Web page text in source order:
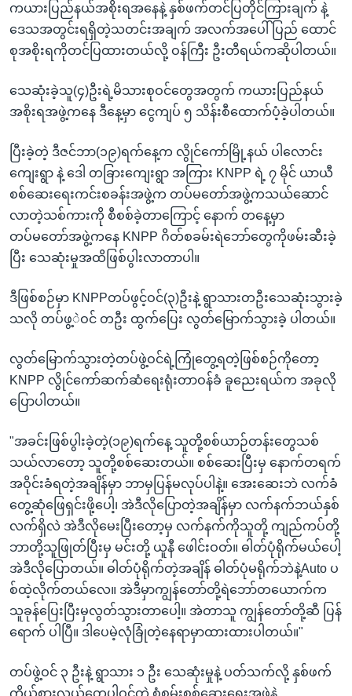
ကယားပြည်နယ်အစိုးရအနေနဲ့ နှစ်ဖက်တင်ပြတိုင်ကြားချက် နဲ့
ဒေသအတွင်းရရှိတဲ့သတင်းအချက် အလက်အပေါ် ပြည် ထောင်
စုအစိုးရကိုတင်ပြထားတယ်လို့ ဝန်ကြီး ဦးတီရယ်ကဆိုပါတယ်။
သေဆုံးခဲ့သူ(၄)ဦးရဲ့မိသားစုဝင်တွေအတွက် ကယားပြည်နယ်
အစိုးရအဖွဲ့ကနေ ဒီနေ့မှာ ငွေကျပ် ၅ သိန်းစီထောက်ပံ့ခဲ့ပါတယ်။
ပြီးခဲ့တဲ့ ဒီဇင်ဘာ(၁၉)ရက်နေ့က လွိုင်ကော်မြို့နယ် ပါလောင်း
ကျေးရွာ နဲ့ ဒေါ တခြားကျေးရွာ အကြား KNPP ရဲ့ ၇ မိုင် ယာယီ
စစ်ဆေးရေးကင်းစခန်းအဖွဲ့က တပ်မတော်အဖွဲ့ကသယ်ဆောင်
လာတဲ့သစ်ကားကို စီစစ်ခဲ့တာကြောင့် နောက် တနေ့မှာ
တပ်မတော်အဖွဲ့ကနေ KNPP ဂိတ်စခမ်းရဲဘော်တွေကိုဖမ်းဆီးခဲ့
ပြီး သေဆုံးမှုအထိဖြစ်ပွါးလာတာပါ။
ဒီဖြစ်စဉ်မှာ KNPPတပ်ဖွင့်ဝင်(၃)ဦးနဲ့ ရွာသားတဦးသေဆုံးသွားခဲ့
သလို တပ်ဖွ့ဲဝင် တဦး ထွက်ပြေး လွတ်မြောက်သွားခဲ့ ပါတယ်။
လွတ်မြောက်သွားတဲ့တပ်ဖွဲ့ဝင်ရဲ့ကြုံတွေ့ရတဲ့ဖြစ်စဉ်ကိုတော့
KNPP လွိုင်ကော်ဆက်ဆံရေးရုံးတာဝန်ခံ ခူညေးရယ်က အခုလို
ပြောပါတယ်။
"အခင်းဖြစ်ပွါးခဲ့တဲ့(၁၉)ရက်နေ့ သူတို့စစ်ယာဉ်တန်းတွေသစ်
သယ်လာတော့ သူတို့စစ်ဆေးတယ်။ စစ်ဆေးပြီးမှ နောက်တရက်
အဝိုင်းခံရတဲ့အချိန်မှာ ဘာမှပြန်မလုပ်ပါနဲ့။ အေးဆေးဘဲ လက်ခံ
တွေ့ဆုံဖြေရှင်းဖို့ပေါ့၊ အဲဒီလိုပြောတဲ့အချိန်မှာ လက်နက်ဘယ်နှစ်
လက်ရှိလဲ အဲဒီလိုမေးပြီးတော့မှ လက်နက်ကိုသူတို့ ကျည်ကပ်တို့
ဘာတို့သူဖြုတ်ပြီးမှ မင်းတို့ ယူနီ ဖေါင်းဝတ်။ ဓါတ်ပုံရိုက်မယ်ပေါ့
အဲဒီလိုပြောတယ်။ ဓါတ်ပုံရိုက်တဲ့အချိန် ဓါတ်ပုံမရိုက်ဘဲနဲ့Auto ပ
စ်ထဲ့လိုက်တယ်လေ။ အဲဒီမှာကျွန်တော်တို့ရဲဘော်တယောက်က
သူခုန်ပြေးပြီးမှလွတ်သွားတာပေါ့။ အဲတာသူ ကျွန်တော်တို့ဆီ ပြန်
ရောက် ပါပြီ။ ဒါပေမဲ့လုံခြုံတဲ့နေရာမှာထားထားပါတယ်။"
တပ်ဖွဲ့ဝင် ၃ ဦးနဲ့ ရွာသား ၁ ဦး သေဆုံးမှုနဲ့ ပတ်သက်လို့ နှစ်ဖက်
ကိုယ်စားလှယ်တွေပါဝင်တဲ့ စုံစမ်းစစ်ဆေးရေးအဖွဲ့နဲ့